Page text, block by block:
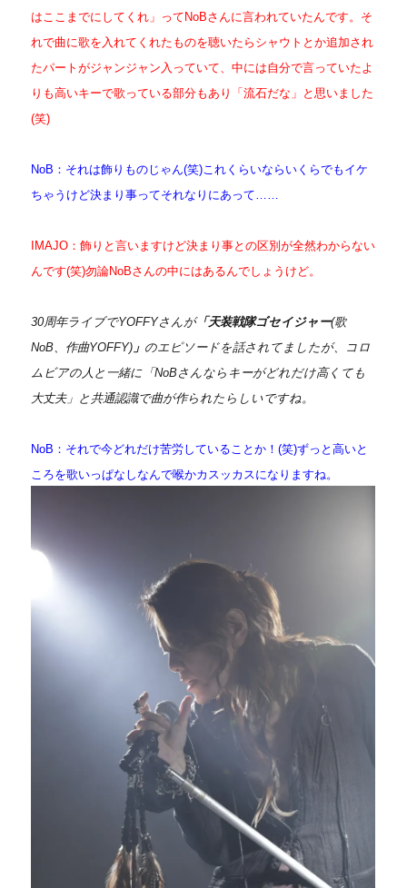
はここまでにしてくれ」ってNoBさんに言われていたんです。そ
れで曲に歌を入れてくれたものを聴いたらシャウトとか追加され
たパートがジャンジャン入っていて、中には自分で言っていたよ
りも高いキーで歌っている部分もあり「流石だな」と思いました
(笑)
NoB：それは飾りものじゃん(笑)これくらいならいくらでもイケ
ちゃうけど決まり事ってそれなりにあって……
IMAJO：飾りと言いますけど決まり事との区別が全然わからない
んです(笑)勿論NoBさんの中にはあるんでしょうけど。
30周年ライブでYOFFYさんが「天装戦隊ゴセイジャー(歌
NoB、作曲YOFFY) 」 のエピソードを話されてましたが、コロ
ムビアの人と一緒に「NoBさんならキーがどれだけ高くても
大丈夫」と共通認識で曲が作られたらしいですね。
NoB：それで今どれだけ苦労していることか！(笑)ずっと高いと
ころを歌いっぱなしなんで喉かカスッカスになりますね。